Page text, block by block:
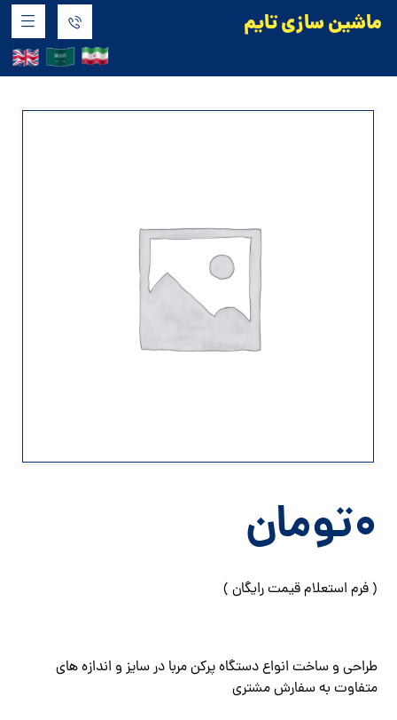
ماشین سازی تایم
دستگاه پرکن مربا
۰تومان
( فرم استعلام قیمت رایگان )
طراحی و ساخت انواع دستگاه پرکن مربا در سایز و اندازه های
متفاوت به سفارش مشتری